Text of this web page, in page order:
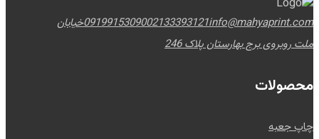
0919915309002133393121info@mahyaprint.com
خیابان
ملت روبروی برج بهارستان پلاک 246
محصولات
چاپ جعبه